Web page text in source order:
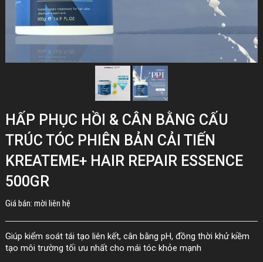
HẤP PHỤC HỒI & CÂN BẰNG CẤU
TRÚC TÓC PHIÊN BẢN CẢI TIẾN
KREATEME+ HAIR REPAIR ESSENCE
500GR
Giá bán: mời liên hệ
Giúp kiểm soát tái tạo liên kết, cân bằng pH, đồng thời khử kiềm
tạo môi trường tối ưu nhất cho mái tóc khỏe mạnh